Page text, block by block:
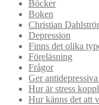
Böcker
Boken
Christian
Depression
Finns det olika
Föreläsning
Frågor
Ger
Hur är stress
Hur känns det att